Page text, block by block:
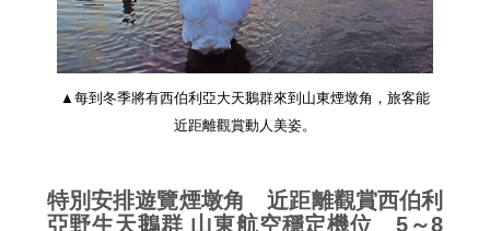
▲每到冬季將有西伯利亞大天鵝群來到山東煙墩角，旅客能
近距離觀賞動人美姿。
特別安排遊覽煙墩角 近距離觀賞西伯利
亞野生天鵝群 山東航空穩定機位 5～8